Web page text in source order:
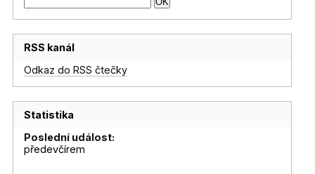
RSS kanál
Odkaz do RSS čtečky
Statistika
Poslední událost:
předevčírem